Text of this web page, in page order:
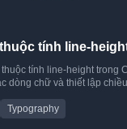
tính line-
tính line-height trong
dòng chữ và thiết lập
Typography